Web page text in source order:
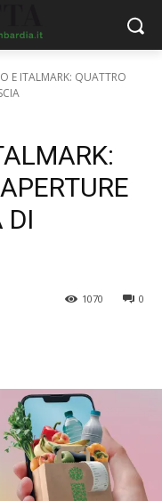
E ITALMARK: QUATTRO
DI
0
1070